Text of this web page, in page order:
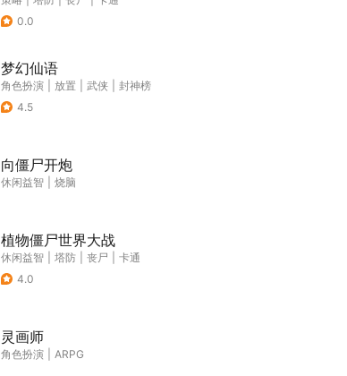
0.0
梦幻仙语
角色扮演 放置 武侠
封神榜
4.5
向僵尸开炮
休闲益智 烧脑
植物僵尸世界大战
休闲益智 塔防 丧尸
卡通
4.0
灵画师
角色扮演 ARPG